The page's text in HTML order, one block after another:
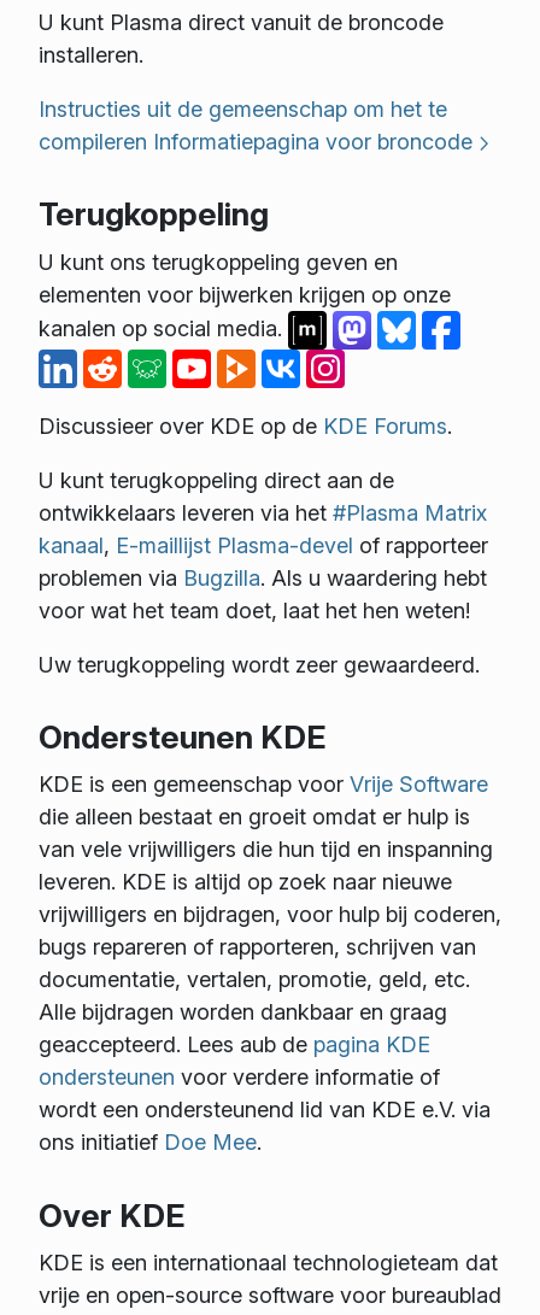
U kunt Plasma direct vanuit de broncode
installeren.
Instructies uit de gemeenschap om het te
compileren Informatiepagina voor broncode
Terugkoppeling
U kunt ons terugkoppeling geven en
elementen voor bijwerken krijgen op onze
kanalen op social media.
Discussieer over KDE op de KDE Forums.
U kunt terugkoppeling direct aan de
ontwikkelaars leveren via het #Plasma Matrix
kanaal, E-maillijst Plasma-devel of rapporteer
problemen via Bugzilla. Als u waardering hebt
voor wat het team doet, laat het hen weten!
Uw terugkoppeling wordt zeer gewaardeerd.
Ondersteunen KDE
KDE is een gemeenschap voor Vrije Software
die alleen bestaat en groeit omdat er hulp is
van vele vrijwilligers die hun tijd en inspanning
leveren. KDE is altijd op zoek naar nieuwe
vrijwilligers en bijdragen, voor hulp bij coderen,
bugs repareren of rapporteren, schrijven van
documentatie, vertalen, promotie, geld, etc.
Alle bijdragen worden dankbaar en graag
geaccepteerd. Lees aub de pagina KDE
ondersteunen voor verdere informatie of
wordt een ondersteunend lid van KDE e.V. via
ons initiatief Doe Mee.
Over KDE
KDE is een internationaal technologieteam dat
vrije en open-source software voor bureaublad